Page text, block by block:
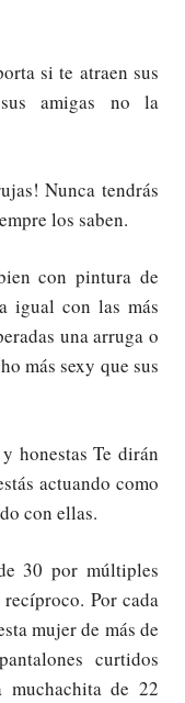
si te atraen sus
amigas no la
Nunca tendrás
los saben.
con pintura de
igual con las más
una arruga o
más sexy que sus
honestas Te dirán
actuando como
con ellas.
30 por múltiples
Por cada
mujer de más de
curtidos
de 22